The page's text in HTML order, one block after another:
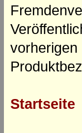
Startseite